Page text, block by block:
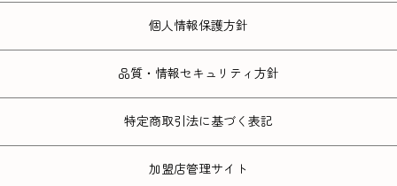
個人情報保護方針
品質・情報セキュリティ方針
特定商取引法に基づく表記
加盟店管理サイト